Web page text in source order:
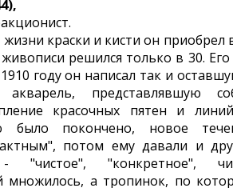
краски и кисти он приобрел
решился только в 30. Его
году он написал так и
представлявшую
красочных пятен и
было покончено, новое
потом ему давали и
- "чистое", "конкретное",
множилось, а тропинок, по